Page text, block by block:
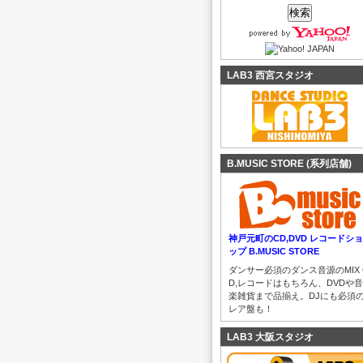
LAB3 西宮スタジオ
B.MUSIC STORE (系列店舗)
神戸元町のCD,DVD レコードショ
ップ B.MUSIC STORE
ダンサー必須のダンス音源のMIX
D,レコードはもちろん、DVDや音
楽雑貨まで品揃え。DJにも必須
レア盤も！
LAB3 大阪スタジオ